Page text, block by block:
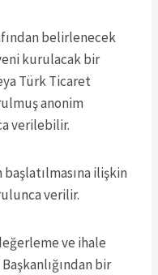
belirlenecek
kurulacak bir
Türk Ticaret
anonim
verilebilir.
ilişkin
verilir.
ve ihale
bir